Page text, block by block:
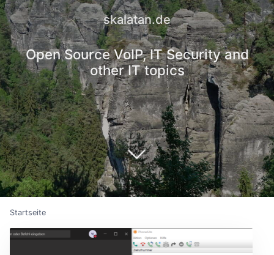
skalatan.de
Open Source VoIP, IT Security and
other IT topics
Startseite